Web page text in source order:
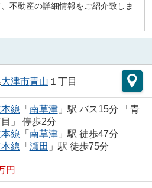
不動産の詳細情報をご紹介致しま
大津市青山 １丁目
線 「 南草津」駅 バス15分 「青
」 停歩2分
線 「 南草津」駅 徒歩47分
線 「 瀬田 」駅 徒歩75分
円